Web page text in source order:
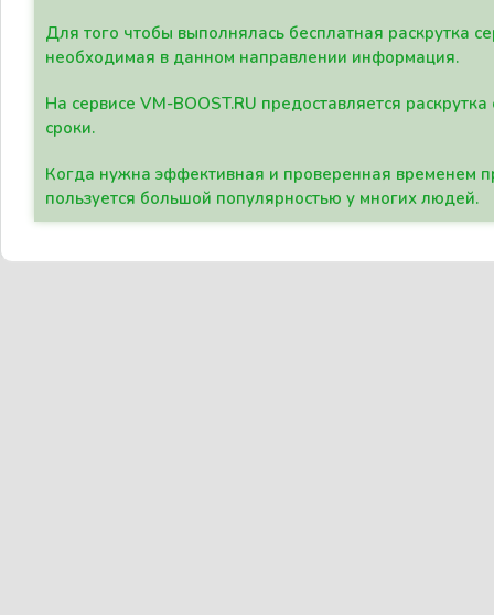
Для того чтобы выполнялась бесплатная раскрутка
необходимая в данном направлении информация.
На сервисе VM-BOOST.RU предоставляется
сроки.
Когда нужна эффективная и проверенная временем
пользуется большой популярностью у многих людей.